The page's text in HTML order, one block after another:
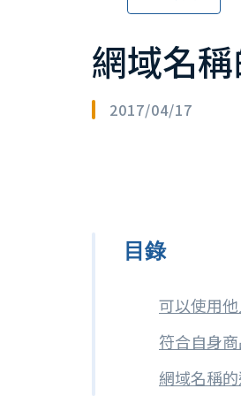
網域名
2017/04/17
目錄
可以使用
符合自身
網域名稱